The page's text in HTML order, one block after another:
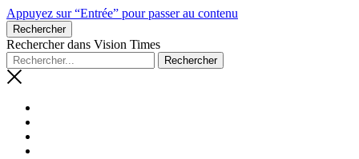
Appuyez sur “Entrée” pour passer au contenu
Rechercher
Rechercher dans Vision Times